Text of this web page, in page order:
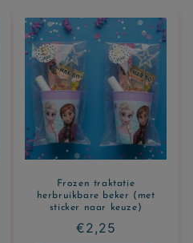
Frozen traktatie
herbruikbare beker (met
sticker naar keuze)
Normale
€2,25